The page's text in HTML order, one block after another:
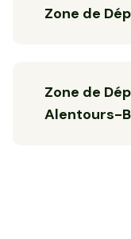
Zone de
Zone de
Alentours-